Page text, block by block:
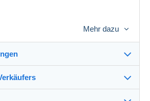
and two hanging over the sides
from within the EU (Sweden)
Mehr dazu
im Detail